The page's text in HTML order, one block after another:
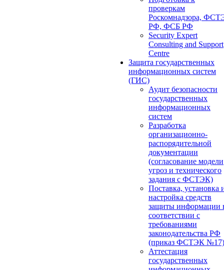
проверкам
Роскомнадзора,
РФ, ФСБ РФ
Security Expert
Consulting and Support
Centre
Защита государственных
информационных систем
(ГИС)
Аудит безопасности
государственных
информационных
систем
Разработка
организационно-
распорядительной
документации
(согласование модели
угроз и технического
задания с ФСТЭК)
Поставка, установка
настройка средств
защиты информации
соответствии с
требованиями
законодательства РФ
(приказ ФСТЭК №17)
Аттестация
государственных